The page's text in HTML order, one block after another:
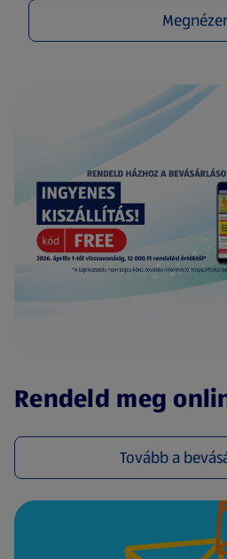
Rendeld meg
Tovább a (új